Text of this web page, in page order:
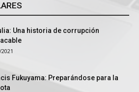
Una historia de corrupción
Fukuyama: Preparándose para la